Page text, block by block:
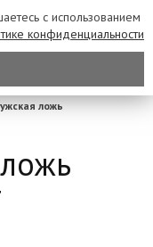
ложь
с использованием
конфиденциальности